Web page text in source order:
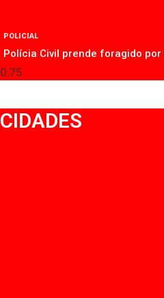
POLICIAL
Polícia Civil prende foragido
CIDADES